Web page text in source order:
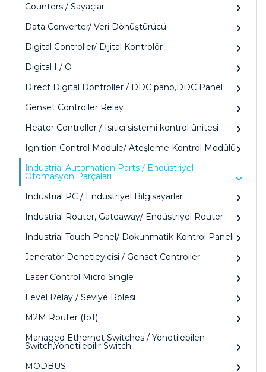
Counters / Sayaçlar
Data Converter/ Veri Dönüştürücü
Digital Controller/ Dijital Kontrolör
Digital I / O
Direct Digital Dontroller / DDC pano,DDC Panel
Genset Controller Relay
Heater Controller / Isıtıcı sistemi kontrol ünitesi
Ignition Control Module/ Ateşleme Kontrol Modülü
Industrial Automation Parts / Endüstriyel
Otomasyon Parçaları
Industrial PC / Endüstriyel Bilgisayarlar
Industrial Router, Gateaway/ Endüstriyel Router
Industrial Touch Panel/ Dokunmatik Kontrol Paneli
Jeneratör Denetleyicisi / Genset Controller
Laser Control Micro Single
Level Relay / Seviye Rölesi
M2M Router (IoT)
Managed Ethernet Switches / Yönetilebilen
Switch,Yönetilebilir Switch
MODBUS